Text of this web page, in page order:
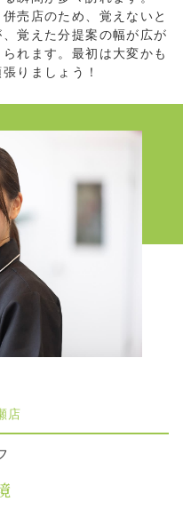
売店のため、覚えないと
覚えた分提案の幅が広が
れます。最初は大変かも
りましょう！
店